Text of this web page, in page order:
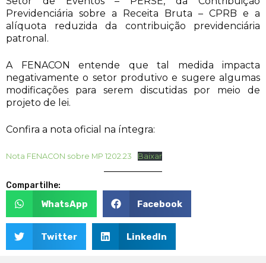
Previdenciária sobre a Receita Bruta – CPRB e a
alíquota reduzida da contribuição previdenciária
patronal.
A FENACON entende que tal medida impacta
negativamente o setor produtivo e sugere algumas
modificações para serem discutidas por meio de
projeto de lei.
Confira a nota oficial na íntegra:
Nota FENACON sobre MP 1202.23 Baixar
Compartilhe:
WhatsApp Facebook
Twitter LinkedIn